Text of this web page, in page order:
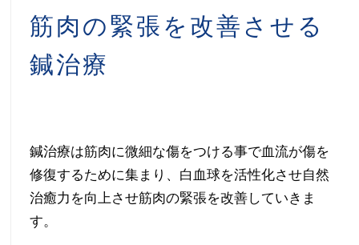
の
方
専
門
治
筋肉の緊張を改善させる
鍼治療
鍼治療は筋肉に微細な傷をつける事で血流が傷を
修復するために集まり、白血球を活性化させ自然
治癒力を向上させ筋肉の緊張を改善していきま
す。